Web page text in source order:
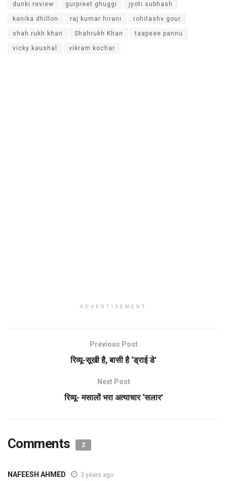
dunki review gurpreet ghuggi jyoti subhash
kanika dhillon raj kumar hirani rohitashv gour
shah rukh khan Shahrukh Khan taapsee pannu
vicky kaushal vikram kochar
ADVERTISEMENT
Previous Post
रिव्यू-सूखी है, बासी है ‘ड्राई डे’
Next Post
रिव्यू- मसालों भरा अत्याचार ‘सलार’
Comments 2
NAFEESH AHMED 3 years ago